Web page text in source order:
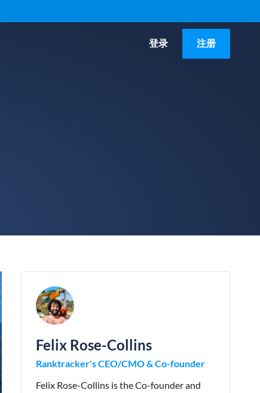
登录 注册
Felix Rose-Collins
Ranktracker's CEO/CMO & Co-founder
Felix Rose-Collins is the Co-founder and